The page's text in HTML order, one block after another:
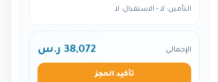
التأمين: لا - الاستقبال: لا
الإجمالي 38,072 ر.س
تأكيد الحجز